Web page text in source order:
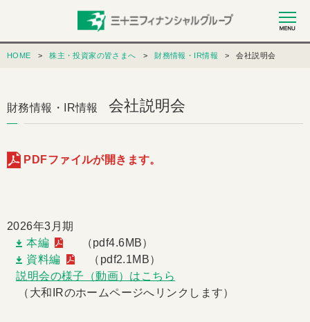
HOME 株主・投資家の皆さまへ 財務情報・IR情報 会社説明会
財務情報・IR情報 会社説明会
PDFファイルが開きます。
2026年3月期
本編
（pdf4.6MB）
資料編
（pdf2.1MB）
説明会の様子（動画）はこちら
（大和IRのホームページへリンクします）